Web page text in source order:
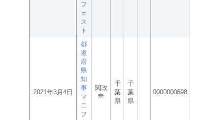
フ
ェ
ス
ト
2021年3月4日
都
道
府
県
知
事
マ
ニ
フ
関政
幸
千
葉
県
千
葉
県
0000000698